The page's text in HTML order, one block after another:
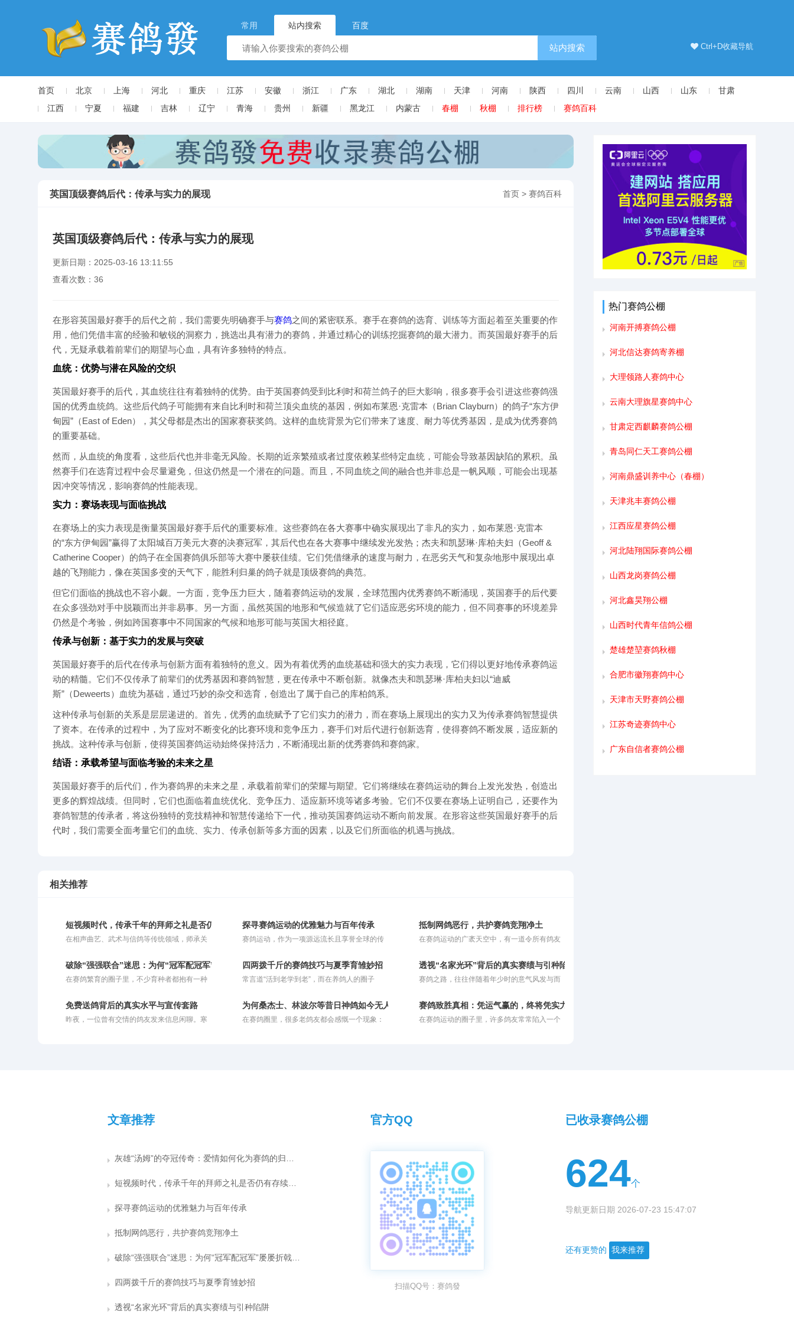
常用 站内搜索 百度
Ctrl+D收藏导航
站内搜索
首页 北京 上海 河北 重庆 江苏 安徽 浙江 广东 湖北 湖南 天津 河南 陕西 四川 云南 山西 山东
甘肃
江西
宁夏 福建 吉林 辽宁 青海 贵州 新疆 黑龙江 内蒙古 春棚 秋棚 排行榜 赛鸽百科
首页 >赛鸽百科
英国顶级赛鸽后代：传承与实力的展现
英国顶级赛鸽后代：传承与实力的展现
更新日期：2025-03-16 13:11:55
查看次数： 36
在形容英国最好赛手的后代之前，我们需要先明确赛手与赛鸽之间的紧密联系。赛手在赛鸽的选育、训练等方面起着至关重要的作
用，他们凭借丰富的经验和敏锐的洞察力，挑选出具有潜力的赛鸽，并通过精心的训练挖掘赛鸽的最大潜力。而英国最好赛手的后
代，无疑承载着前辈们的期望与心血，具有许多独特的特点。
血统：优势与潜在风险的交织
英国最好赛手的后代，其血统往往有着独特的优势。由于英国赛鸽受到比利时和荷兰鸽子的巨大影响，很多赛手会引进这些赛鸽强
国的优秀血统鸽。这些后代鸽子可能拥有来自比利时和荷兰顶尖血统的基因，例如布莱恩·克雷本（Brian Clayburn）的鸽子“东方伊
甸园”（East of Eden），其父母都是杰出的国家赛获奖鸽。这样的血统背景为它们带来了速度、耐力等优秀基因，是成为优秀赛鸽
的重要基础。
然而，从血统的角度看，这些后代也并非毫无风险。长期的近亲繁殖或者过度依赖某些特定血统，可能会导致基因缺陷的累积。虽
然赛手们在选育过程中会尽量避免，但这仍然是一个潜在的问题。而且，不同血统之间的融合也并非总是一帆风顺，可能会出现基
因冲突等情况，影响赛鸽的性能表现。
实力：赛场表现与面临挑战
在赛场上的实力表现是衡量英国最好赛手后代的重要标准。这些赛鸽在各大赛事中确实展现出了非凡的实力，如布莱恩·克雷本
的“东方伊甸园”赢得了太阳城百万美元大赛的决赛冠军，其后代也在各大赛事中继续发光发热；杰夫和凯瑟琳·库柏夫妇（Geoff &
Catherine Cooper）的鸽子在全国赛鸽俱乐部等大赛中屡获佳绩。它们凭借继承的速度与耐力，在恶劣天气和复杂地形中展现出卓
越的飞翔能力，像在英国多变的天气下，能胜利归巢的鸽子就是顶级赛鸽的典范。
但它们面临的挑战也不容小觑。一方面，竞争压力巨大，随着赛鸽运动的发展，全球范围内优秀赛鸽不断涌现，英国赛手的后代要
在众多强劲对手中脱颖而出并非易事。另一方面，虽然英国的地形和气候造就了它们适应恶劣环境的能力，但不同赛事的环境差异
仍然是个考验，例如跨国赛事中不同国家的气候和地形可能与英国大相径庭。
传承与创新：基于实力的发展与突破
英国最好赛手的后代在传承与创新方面有着独特的意义。因为有着优秀的血统基础和强大的实力表现，它们得以更好地传承赛鸽运
动的精髓。它们不仅传承了前辈们的优秀基因和赛鸽智慧，更在传承中不断创新。就像杰夫和凯瑟琳·库柏夫妇以“迪威
斯”（Deweerts）血统为基础，通过巧妙的杂交和选育，创造出了属于自己的库柏鸽系。
这种传承与创新的关系是层层递进的。首先，优秀的血统赋予了它们实力的潜力，而在赛场上展现出的实力又为传承赛鸽智慧提供
了资本。在传承的过程中，为了应对不断变化的比赛环境和竞争压力，赛手们对后代进行创新选育，使得赛鸽不断发展，适应新的
挑战。这种传承与创新，使得英国赛鸽运动始终保持活力，不断涌现出新的优秀赛鸽和赛鸽家。
结语：承载希望与面临考验的未来之星
英国最好赛手的后代们，作为赛鸽界的未来之星，承载着前辈们的荣耀与期望。它们将继续在赛鸽运动的舞台上发光发热，创造出
更多的辉煌战绩。但同时，它们也面临着血统优化、竞争压力、适应新环境等诸多考验。它们不仅要在赛场上证明自己，还要作为
赛鸽智慧的传承者，将这份独特的竞技精神和智慧传递给下一代，推动英国赛鸽运动不断向前发展。在形容这些英国最好赛手的后
代时，我们需要全面考量它们的血统、实力、传承创新等多方面的因素，以及它们所面临的机遇与挑战。
相关推荐
短视频时代，传承千年的拜师之礼是否仍有存续的意义？
在相声曲艺、武术与信鸽等传统领域，师承关
徒弟，谁是谁的师父，这一条条师承脉络交织
出了一张清晰的技艺传承图谱。然而，置身于
瞬息万变的短视频时代，当基础知识与技艺获
面：如今，我们还需要拜师吗？
探寻赛鸽运动的优雅魅力与百年传承
赛鸽运动，作为一项源远流长且享誉全球的传
力融为一体。这项运动并非单纯依靠瞬间的爆
发力定胜负，而是对鸽子与生俱来的归巢本
能、持久耐力以及精准方向感的深度考量。同
的综合较量，完美诠释了人与自然和谐共舞的
将生物学原理与体育实践深度结合，成为了集
抵制网鸽恶行，共护赛鸽竞翔净土
在赛鸽运动的广袤天空中，有一道令所有鸽友
必经之路上私设捕鸟粘网、恶意截留参赛信鸽
的行径，不仅践踏了体育竞技的公平底线，更
在情理与法律的双重维度上被严厉禁止。
破除“强强联合”迷思：为何“冠军配冠军”屡屡折戟长程赛？
在赛鸽繁育的圈子里，不少育种者都抱有一种
只冠军鸽相配，理应能诞生出青出于蓝的超级
战将。在他们的惯性思维中，父母双方均已用
赛绩证明了自己的巅峰实力，子代自然应当集
四两拨千斤的赛鸽技巧与夏季育雏妙招
常言道“活到老学到老”，而在养鸽人的圈子
老话，大家容易产生误解，以为它要求老人去
钻研超出自身脑力和体能极限的繁杂办法。其
实不然，这里所说的“技巧”，更多是指一种
透视“名家光环”背后的真实赛绩与引种陷阱
赛鸽之路，往往伴随着年少时的意气风发与而
旅程中，有人凭借坚韧与运气实现了命运的逆
袭，甚至从月薪五千的普通人摇身一变成为身
价百万的养殖基地老板。这些真实的成功案
免费送鸽背后的真实水平与宣传套路
昨夜，一位曾有交情的鸽友发来信息闲聊。寒
为何桑杰士、林波尔等昔日神鸽如今无人问津？
在赛鸽圈里，很多老鸽友都会感慨一个现象：
赛鸽致胜真相：凭运气赢的，终将凭实力输掉！
在赛鸽运动的圈子里，许多鸽友常常陷入一个
热门赛鸽公棚
河南开搏赛鸽公棚
河北信达赛鸽寄养棚
大理领路人赛鸽中心
云南大理旗星赛鸽中心
甘肃定西麒麟赛鸽公棚
青岛同仁天工赛鸽公棚
河南鼎盛训养中心（春棚）
天津兆丰赛鸽公棚
江西应星赛鸽公棚
河北陆翔国际赛鸽公棚
山西龙岗赛鸽公棚
河北鑫昊翔公棚
山西时代青年信鸽公棚
楚雄楚堃赛鸽秋棚
合肥市徽翔赛鸽中心
天津市天野赛鸽公棚
江苏奇迹赛鸽中心
广东自信者赛鸽公棚
文章推荐
短视频时代，传承千年的拜师之礼是否仍有存续的意义？
探寻赛鸽运动的优雅魅力与百年传承
抵制网鸽恶行，共护赛鸽竞翔净土
破除“强强联合”迷思：为何“冠军配冠军”屡屡折戟长程赛？
四两拨千斤的赛鸽技巧与夏季育雏妙招
透视“名家光环”背后的真实赛绩与引种陷阱
官方QQ
扫描QQ号：赛鸽發
已收录赛鸽公棚
624个
导航更新日期 2026-07-23 15:47:07
还有更赞的 我来推荐